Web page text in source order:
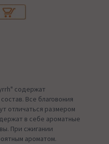
содержат
Все благовония
отличаться размером
в себе ароматные
При сжигании
ароматом.